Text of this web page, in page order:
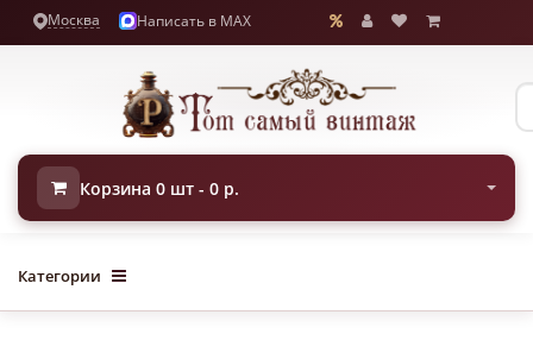
Москва Написать в MAX
Корзина 0 шт - 0 р.
Категории